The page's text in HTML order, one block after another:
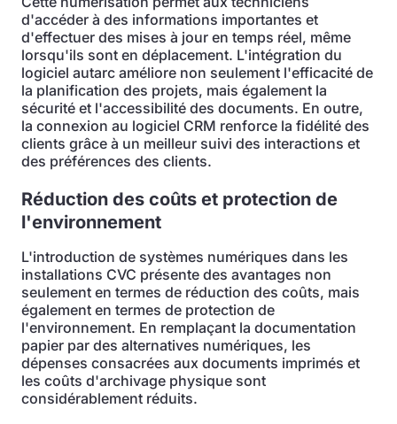
d'accéder à des informations importantes et
d'effectuer des mises à jour en temps réel, même
lorsqu'ils sont en déplacement. L'intégration du
logiciel autarc améliore non seulement l'efficacité de
la planification des projets, mais également la
sécurité et l'accessibilité des documents. En outre,
la connexion au logiciel CRM renforce la fidélité des
clients grâce à un meilleur suivi des interactions et
des préférences des clients.
Réduction des coûts et protection de
l'environnement
L'introduction de systèmes numériques dans les
installations CVC présente des avantages non
seulement en termes de réduction des coûts, mais
également en termes de protection de
l'environnement. En remplaçant la documentation
papier par des alternatives numériques, les
dépenses consacrées aux documents imprimés et
les coûts d'archivage physique sont
considérablement réduits.